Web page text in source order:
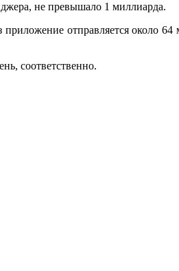
не превышало 1 миллиарда.
отправляется около
соответственно.